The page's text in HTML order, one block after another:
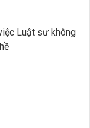
Luật sư không